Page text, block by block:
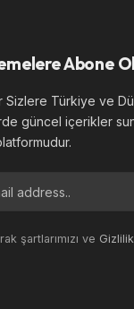
Abone Ol
Sizlere Türkiye ve
güncel içerikler
şartlarımızı ve